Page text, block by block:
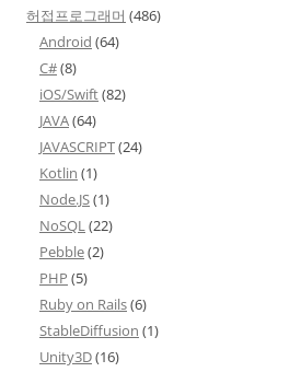
허접프로그래머 (486)
Android (64)
C#(8)
iOS/Swift(82)
JAVA(64)
JAVASCRIPT(24)
Kotlin (1)
Node.JS(1)
NoSQL(22)
Pebble(2)
PHP (5)
Ruby on Rails(6)
StableDiffusion (1)
Unity3D(16)